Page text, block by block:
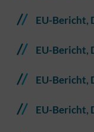
EU-Bericht,
EU-Bericht,
EU-Bericht,
EU-Bericht,